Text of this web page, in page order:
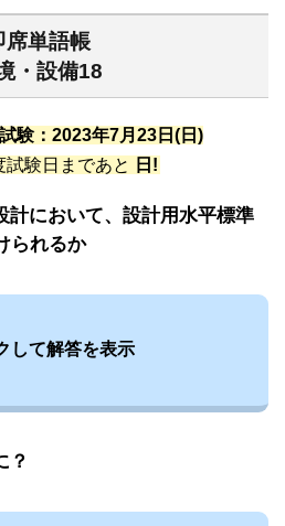
席単語帳
・設備18
験：2023年7月23日(日)
試験日まであと
日!
計において、設計用水平標準
られるか
して解答を表示
？